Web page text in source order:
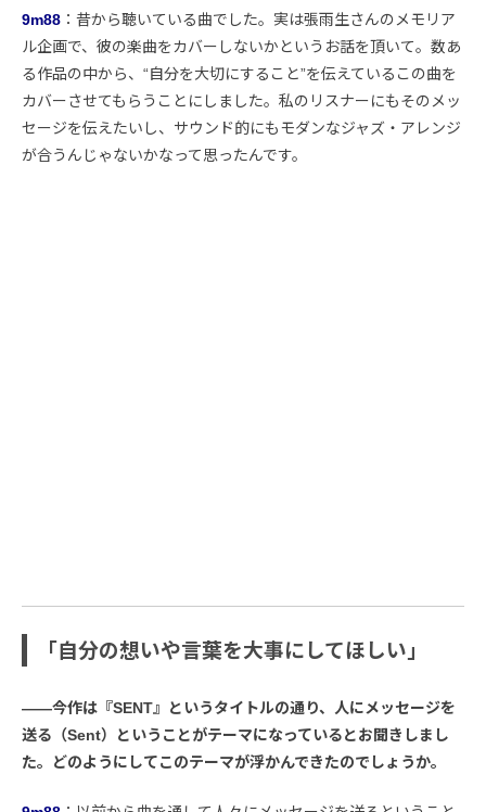
9m88 ：昔から聴いている曲でした。実は張雨生さんのメモリア
ル企画で、彼の楽曲をカバーしないかというお話を頂いて。数あ
る作品の中から、“自分を大切にすること”を伝えているこの曲を
カバーさせてもらうことにしました。私のリスナーにもそのメッ
セージを伝えたいし、サウンド的にもモダンなジャズ・アレンジ
が合うんじゃないかなって思ったんです。
「自分の想いや言葉を大事にしてほしい」
――今作は『SENT』というタイトルの通り、人にメッセージを
送る（Sent）ということがテーマになっているとお聞きしまし
た。どのようにしてこのテーマが浮かんできたのでしょうか。